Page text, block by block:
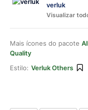
verluk
Visualizar
Mais ícones do pacote
Quality
Estilo: Verluk Others